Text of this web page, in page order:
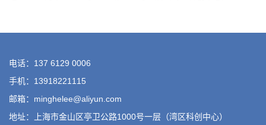
电话：137 6129 0006
手机：13918221115
邮箱：minghelee@aliyun.com
地址：上海市金山区亭卫公路1000号一层（湾区科创中心）